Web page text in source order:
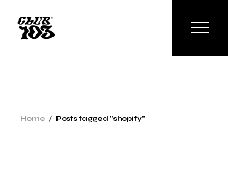
content
Home Posts tagged "shopify"